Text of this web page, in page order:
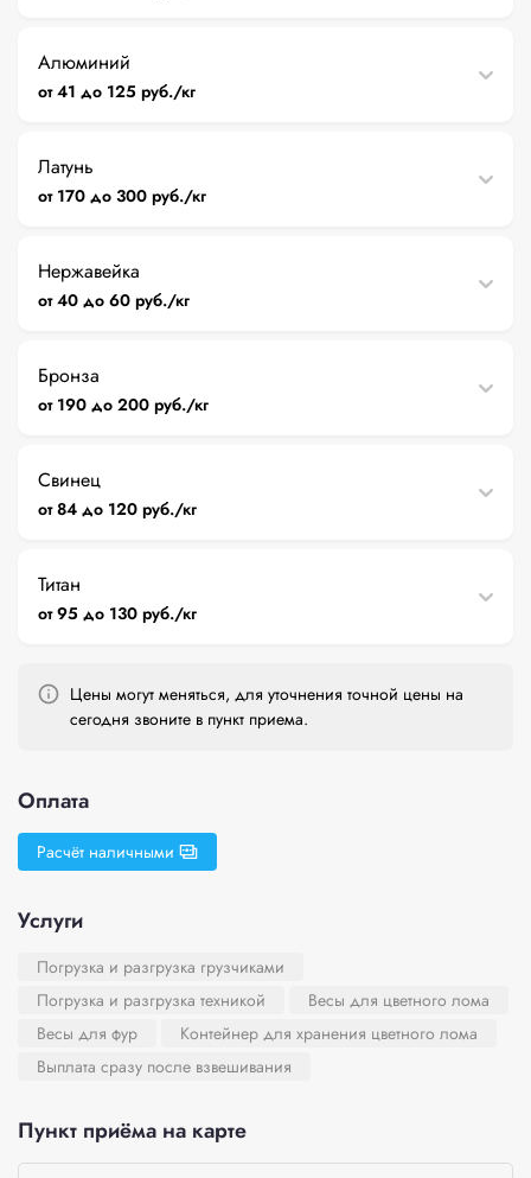
Алюминий
от 41 до 125 руб./кг
Латунь
от 170 до 300 руб./кг
Нержавейка
от 40 до 60 руб./кг
Бронза
от 190 до 200 руб./кг
Свинец
от 84 до 120 руб./кг
Титан
от 95 до 130 руб./кг
Цены могут меняться, для уточнения точной цены на
сегодня звоните в пункт приема.
Оплата
Расчёт наличными
Услуги
Погрузка и разгрузка грузчиками
Погрузка и разгрузка техникой
Весы для цветного лома
Весы для фур
Контейнер для хранения цветного лома
Выплата сразу после взвешивания
Пункт приёма на карте